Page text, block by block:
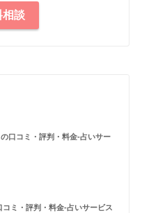
相談
口コミ・評判・料金-占いサー
ミ・評判・料金-占いサービス